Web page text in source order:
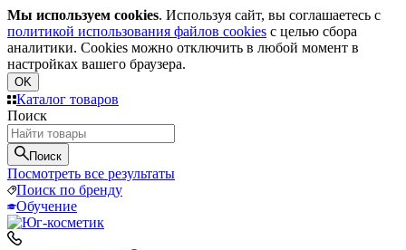
Мы используем cookies. Используя сайт, вы соглашаетесь с
политикой использования файлов cookies с целью сбора
аналитики. Cookies можно отключить в любой момент в
настройках вашего браузера.
OK
Каталог товаров
Поиск
Поиск
Посмотреть все результаты
Поиск по бренду
Обучение